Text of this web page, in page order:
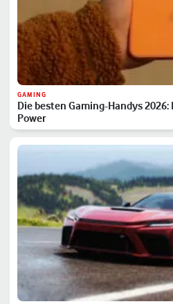
GAMING
Die besten Gaming-Handys
Power